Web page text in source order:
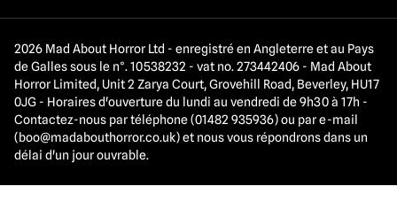
2026 Mad About Horror Ltd - enregistré en Angleterre et au Pays
de Galles sous le n°. 10538232 - vat no. 273442406 - Mad About
Horror Limited, Unit 2 Zarya Court, Grovehill Road, Beverley, HU17
0JG - Horaires d'ouverture du lundi au vendredi de 9h30 à 17h -
Contactez-nous par téléphone (01482 935936) ou par e-mail
(boo@madabouthorror.co.uk) et nous vous répondrons dans un
délai d'un jour ouvrable.